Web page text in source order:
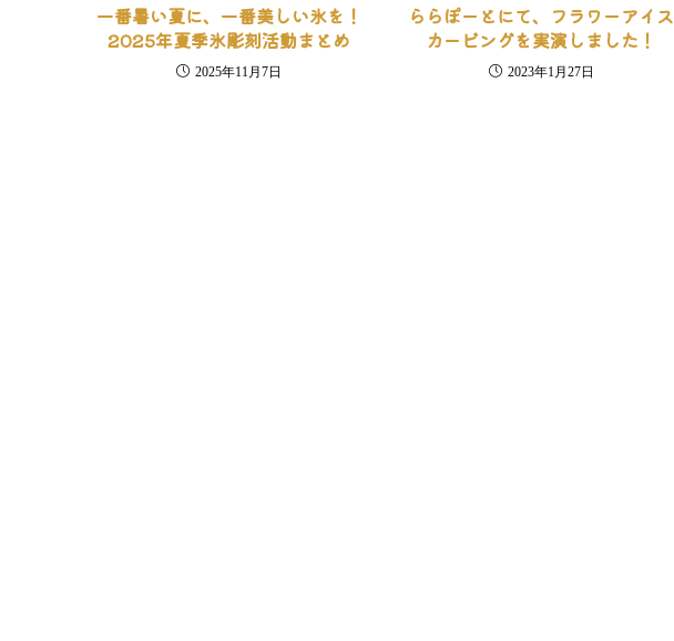
一番暑い夏に、一番美しい氷を！
2025年夏季氷彫刻活動まとめ
2025年11月7日
ららぽーとにて、フラワーアイス
カービングを実演しました！
2023年1月27日